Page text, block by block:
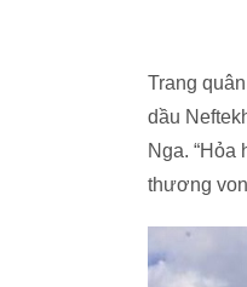
Trang
dầu
Nga. “Hỏa
thương